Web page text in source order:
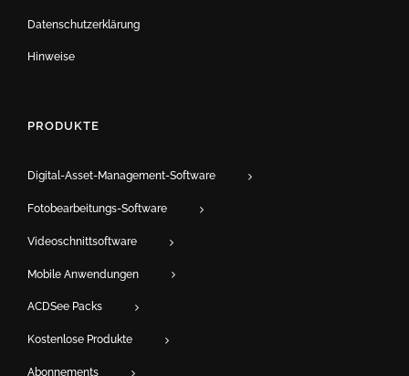
Datenschutzerklärung
Hinweise
PRODUKTE
Digital-Asset-Management-Software
Fotobearbeitungs-Software
Videoschnittsoftware
Mobile Anwendungen
ACDSee Packs
Kostenlose Produkte
Abonnements